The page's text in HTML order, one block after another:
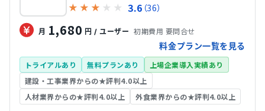
★ ★ ★ ★ ★ 3.6 （36）
月 1,680 円 / ユーザー
初期費用 要問合せ
料金プラン一覧を見る
トライアルあり
無料プランあり
上場企業導入実績あり
建設・工事業界からの★評判4.0以上
人材業界からの★評判4.0以上
外食業界からの★評判4.0以上